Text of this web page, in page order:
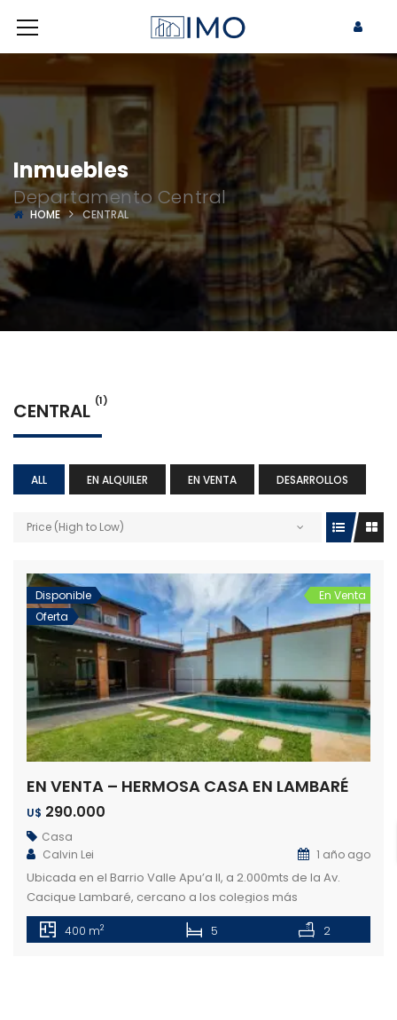
Inmuebles
Departamento Central
HOME CENTRAL
CENTRAL (1)
ALL EN ALQUILER EN VENTA DESARROLLOS
Price (High to Low)
Disponible
Oferta
En Venta
EN VENTA – HERMOSA CASA EN LAMBARÉ
U$ 290.000
Casa
Calvin Lei
1 año ago
Ubicada en el Barrio Valle Apu’a II, a 2.000mts de la Av.
Cacique Lambaré, cercano a los colegios más
importantes de la ciudad, sanatorios y centros
comerciales. Características: Planta Baja: Sala principal y
400 m2 5 2